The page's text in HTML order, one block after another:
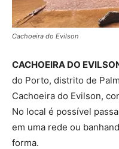
Cachoeira do Evilson
CACHOEIRA DO
do Porto, distrito de
Cachoeira do Evilson,
No local é possível
em uma rede ou
forma.